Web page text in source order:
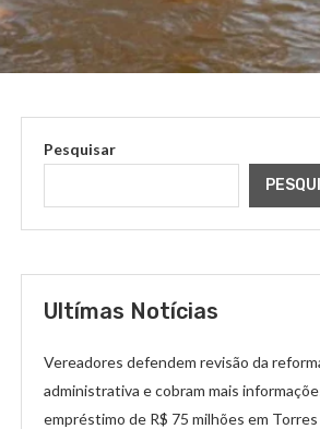
Pesquisar
Ultímas Notícias
Vereadores defendem revisão da
administrativa e cobram mais
empréstimo de R$ 75 milhões em Torres